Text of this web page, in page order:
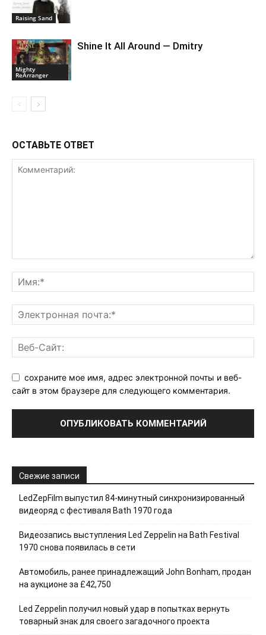
Raising Sand
Mighty
ReArranger
Shine It All Around — Dmitry
ОСТАВЬТЕ ОТВЕТ
сохраните мое имя, адрес электронной почты и веб-
сайт в этом браузере для следующего комментария.
Свежие записи
LedZepFilm выпустил 84-минутный синхронизированный
видеоряд с фестиваля Bath 1970 года
Видеозапись выступления Led Zeppelin на Bath Festival
1970 снова появилась в сети
Автомобиль, ранее принадлежащий John Bonham, продан
на аукционе за £42,750
Led Zeppelin получил новый удар в попытках вернуть
товарный знак для своего загадочного проекта